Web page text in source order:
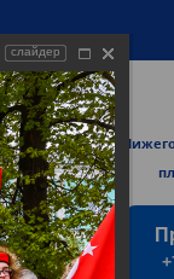
606000
слайдер